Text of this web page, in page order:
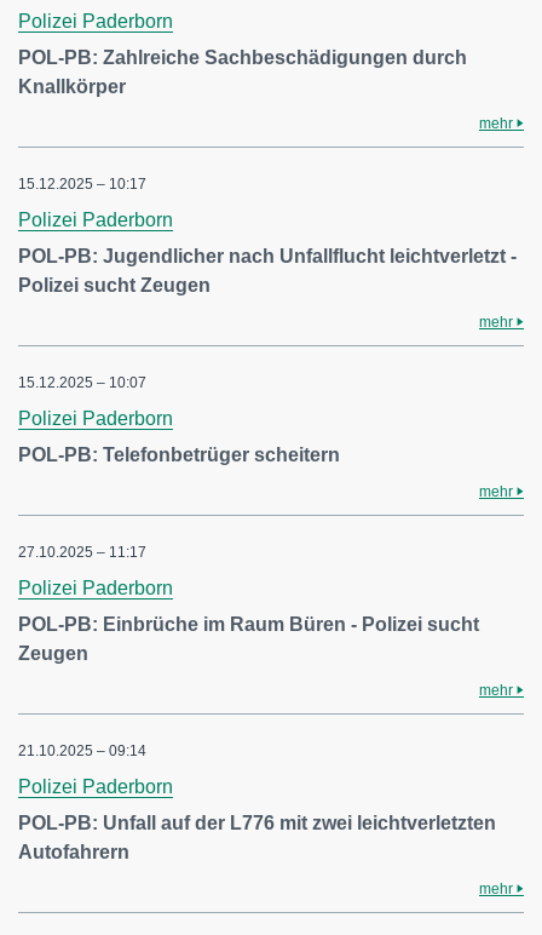
Polizei Paderborn
POL-PB: Zahlreiche Sachbeschädigungen durch
Knallkörper
mehr
15.12.2025 – 10:17
Polizei Paderborn
POL-PB: Jugendlicher nach Unfallflucht leichtverletzt -
Polizei sucht Zeugen
mehr
15.12.2025 – 10:07
Polizei Paderborn
POL-PB: Telefonbetrüger scheitern
mehr
27.10.2025 – 11:17
Polizei Paderborn
POL-PB: Einbrüche im Raum Büren - Polizei sucht
Zeugen
mehr
21.10.2025 – 09:14
Polizei Paderborn
POL-PB: Unfall auf der L776 mit zwei leichtverletzten
Autofahrern
mehr